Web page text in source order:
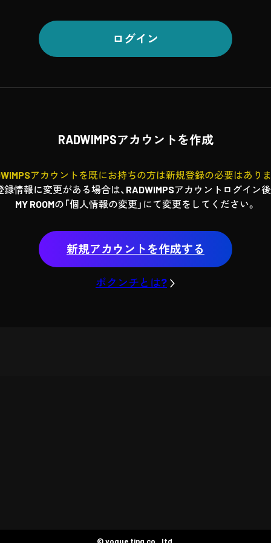
ログイン
RADWIMPSアカウントを作成
アカウントを既にお持ちの方は新規登録の必要はありま
録情報に変更がある場合は、RADWIMPSアカウントログイン後
MY ROOMの「個人情報の変更」にて変更をしてください。
新規アカウントを作成する
ボクンチとは?